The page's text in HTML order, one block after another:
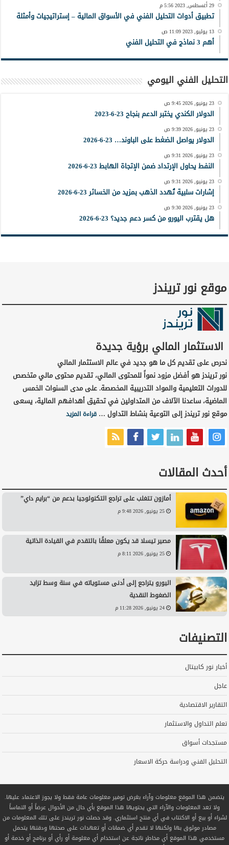
29 أغسطس, 2023 5:56 م
تطبيق أدوات التحليل الفني في الأسواق المالية – إستراتيجيات وأمثلة
13 يوليو, 2023 11:09 ص
أهم 3 نماذج في التحليل الفني
التحليل الفني اليومي
23 يونيو, 2026 9:45 ص
الدولار الكندي يختبر الدعم بنجاح 23-6-2023
23 يونيو, 2026 9:39 ص
الدولار يواصل الضغط على الباوند… 23-6-2026
23 يونيو, 2026 9:31 ص
النفط يحاول الإرتداد ضمن الإتجاة الهابط 23-6-2026
23 يونيو, 2026 9:31 ص
إشارات سلبية تُهدد الذهب بمزيد من الخسائر 23-6-2026
23 يونيو, 2026 9:30 ص
هل يقترب اليورو من كسر دعم جديد؟ 23-6-2026
موقع نور تريندز
الاستثمار المالي برؤية جديدة
نحرص على تقديم كل ما هو جديد في عالم الاستثمار المالي
نور تريندز هو أفضل مزود نمواً للمحتوى المالي، تقديم محتوى مالي متخصص
للدورات التعليمية والمواد التدريبية المخصصة. على مدى السنوات الخمس
الماضية، ساعدنا الآلاف من المتداولين في تحقيق أهدافهم المالية، يسعى
موقع نور تريندز إلى التوعية بنشاط التداول …قراءة المزيد
أحدث المقالات
أمازون تتغلب على تراجع التكنولوجيا بدعم من “برايم داي”
25 يونيو, 2026 9:48 م
مصير تيسلا قد يكون معلقًا بالتقدم في القيادة الذاتية
25 يونيو, 2026 8:11 م
اليورو يتراجع إلى أدنى مستوياته في سنة وسط تزايد
الضغوط النقدية
24 يونيو, 2026 11:28 م
التصنيفات
أخبار نور كابيتال
عاجل
التقارير الاقتصادية
تعلم التداول والاستثمار
مستجدات أسواق
التحليل الفني ودراسة حركة الاسعار
يتضمن هذا الموقع معلومات وآراء بغرض توفير معلومات عامة فقط ولا يجوز الاعتماد عليها.
ولا تعد المعلومات والآراء التي يحتويها هذا الموقع بأي حال من الأحوال عرضاً أو التماساً
لشراء أو بيع أو الاكتتاب في أي منتج استثماري. وقد حصلت نور تريندز على تلك المعلومات من
مصادر موثوق بها ولكنها لا تقدم أي ضمانات أو تعهدات على صحتها ودقتها يتحمل
مستخدمي هذا الموقع أي مخاطر ناتجة عن استخدام أي معلومة أو رأي أو برنامج أو خدمة أو